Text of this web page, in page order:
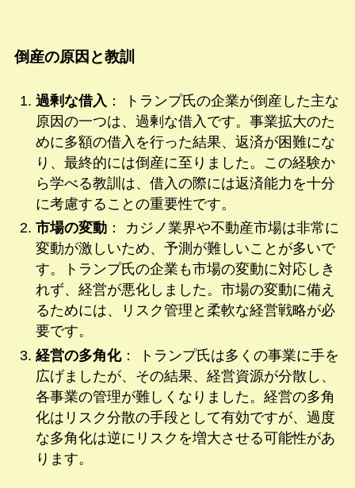
倒産の原因と教訓
過剰な借入 ： トランプ氏の企業が倒産した主な
原因の一つは、過剰な借入です。事業拡大のた
めに多額の借入を行った結果、返済が困難にな
り、最終的には倒産に至りました。この経験か
ら学べる教訓は、借入の際には返済能力を十分
に考慮することの重要性です。
市場の変動： カジノ業界や不動産市場は非常に
変動が激しいため、予測が難しいことが多いで
す。トランプ氏の企業も市場の変動に対応しき
れず、経営が悪化しました。市場の変動に備え
るためには、リスク管理と柔軟な経営戦略が必
要です。
経営の多角化： トランプ氏は多くの事業に手を
広げましたが、その結果、経営資源が分散し、
各事業の管理が難しくなりました。経営の多角
化はリスク分散の手段として有効ですが、過度
な多角化は逆にリスクを増大させる可能性があ
ります。